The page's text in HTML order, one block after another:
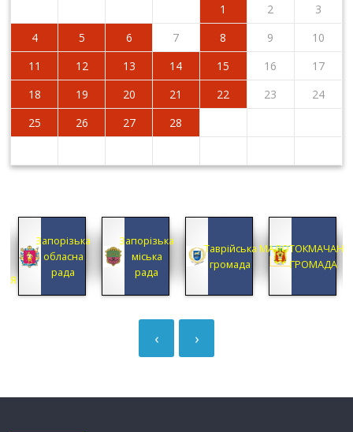
1 2
3
4
5 6 7 8 9
10
11
12 13 14 15 16
17
18
19 20 21 22 23
24
25
26 27 28
Таврійська
громада
МАЛОТОКМАЧАНСЬКА
ГРОМАДА
ПРЕОБРАЖЕНСЬКА
ОБ’ЄДНАНА
ТЕРИТОРІАЛЬНА
ГРОМАДА
Запорізька
районна
державна
адміністрація
›
‹